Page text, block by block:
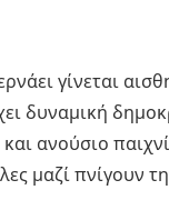
γίνεται
δυναμική
ανούσιο
μαζί πνίγουν